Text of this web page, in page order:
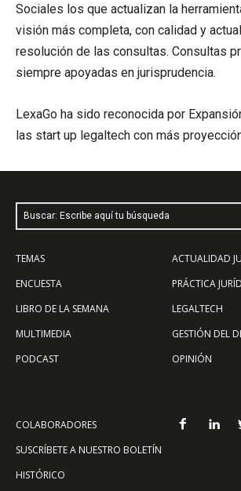
Sociales los que actualizan la
visión más completa, con calidad y
resolución de las consultas. Consultas
siempre apoyadas en jurisprudencia.
LexaGo ha sido reconocida por
las start up legaltech con más
Buscar: Escribe aquí tu búsqueda
TEMAS
ENCUESTA
LIBRO DE LA SEMANA
MULTIMEDIA
PODCAST
ACTUALIDAD
PRÁCTICA
LEGALTECH
GESTIÓN DEL
OPINIÓN
COLABORADORES
SUSCRÍBETE A NUESTRO BOLETÍN
HISTÓRICO